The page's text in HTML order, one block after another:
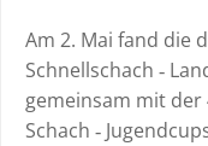
Am 2. Mai fand die
Schnellschach ‑
gemeinsam mit der
Schach ‑